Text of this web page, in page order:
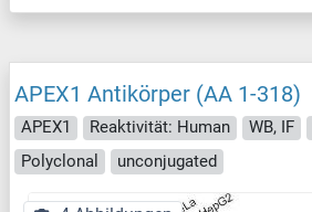
APEX1 Antikörper (AA 1-318)
APEX1 Reaktivität: Human WB, IF
Polyclonal
unconjugated